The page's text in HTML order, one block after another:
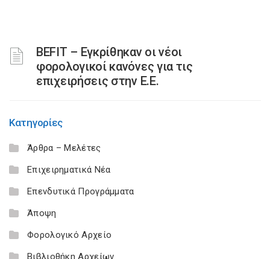
BEFIT – Εγκρίθηκαν οι νέοι
φορολογικοί κανόνες για τις
επιχειρήσεις στην Ε.Ε.
Κατηγορίες
Άρθρα – Μελέτες
Επιχειρηματικά Νέα
Επενδυτικά Προγράμματα
Άποψη
Φορολογικό Αρχείο
Βιβλιοθήκη Αρχείων